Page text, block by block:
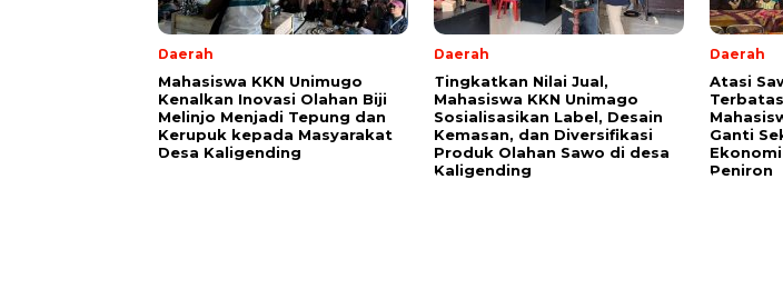
Daerah
Mahasiswa KKN Unimugo
Kenalkan Inovasi Olahan Biji
Melinjo Menjadi Tepung dan
Kerupuk kepada Masyarakat
Desa Kaligending
Daerah
Tingkatkan Nilai Jual,
Mahasiswa KKN Unimago
Sosialisasikan Label, Desain
Kemasan, dan Diversifikasi
Produk Olahan Sawo di desa
Kaligending
Daerah
Atasi
Ganti
Peniron